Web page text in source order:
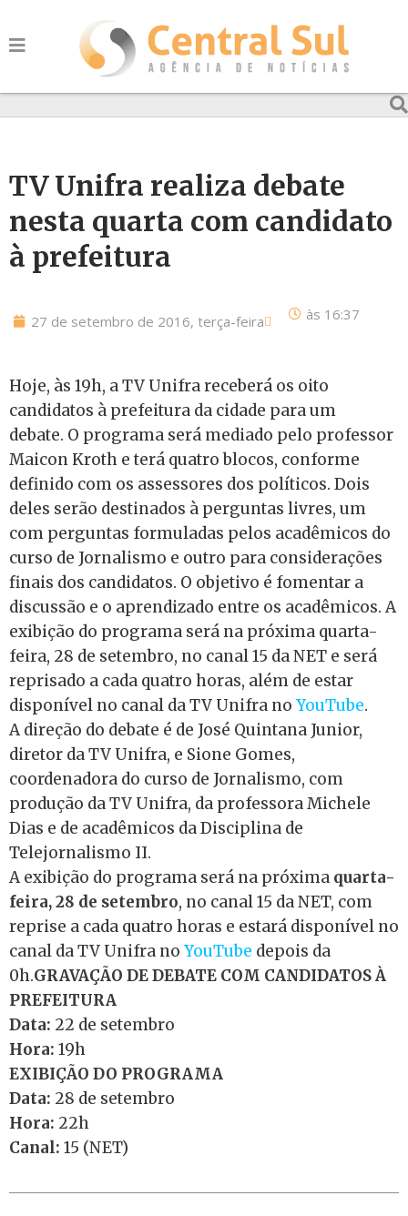
TV Unifra realiza debate
nesta quarta com candidato
à prefeitura
27 de setembro de 2016, terça-feira às 16:37
Hoje, às 19h, a TV Unifra receberá os oito
candidatos à prefeitura da cidade para um
debate. O programa será mediado pelo professor
Maicon Kroth e terá quatro blocos, conforme
definido com os assessores dos políticos. Dois
deles serão destinados à perguntas livres, um
com perguntas formuladas pelos acadêmicos do
curso de Jornalismo e outro para considerações
finais dos candidatos. O objetivo é fomentar a
discussão e o aprendizado entre os acadêmicos. A
exibição do programa será na próxima quarta-
feira, 28 de setembro, no canal 15 da NET e será
reprisado a cada quatro horas, além de estar
disponível no canal da TV Unifra no YouTube.
A direção do debate é de José Quintana Junior,
diretor da TV Unifra, e Sione Gomes,
coordenadora do curso de Jornalismo, com
produção da TV Unifra, da professora Michele
Dias e de acadêmicos da Disciplina de
Telejornalismo II.
A exibição do programa será na próxima quarta-
feira, 28 de setembro, no canal 15 da NET, com
reprise a cada quatro horas e estará disponível no
canal da TV Unifra no YouTube depois da
0h.GRAVAÇÃO DE DEBATE COM CANDIDATOS À
PREFEITURA
Data: 22 de setembro
Hora: 19h
EXIBIÇÃO DO PROGRAMA
Data: 28 de setembro
Hora: 22h
Canal: 15 (NET)